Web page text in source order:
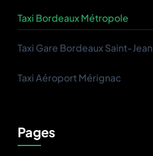
Taxi Bordeaux Métropole
Taxi Gare Bordeaux Saint-Jean
Taxi Aéroport Mérignac
Pages